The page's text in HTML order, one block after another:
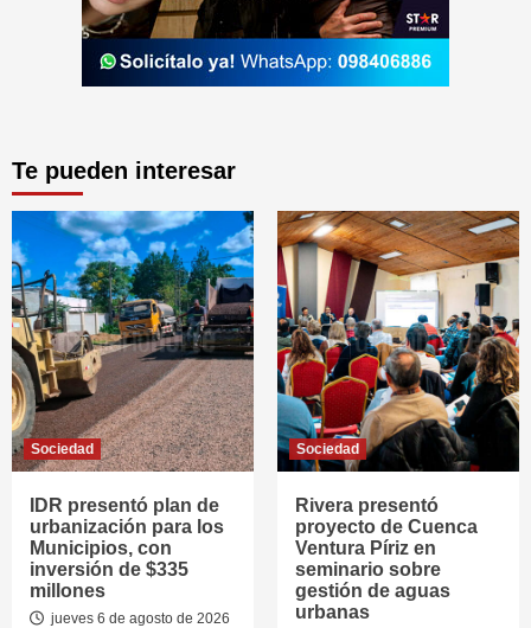
Te pueden interesar
Sociedad
IDR presentó plan de
urbanización para los
Municipios, con
inversión de $335
millones
jueves 6 de agosto de 2026
Sociedad
Rivera presentó
proyecto de Cuenca
Ventura Píriz en
seminario sobre
gestión de aguas
urbanas